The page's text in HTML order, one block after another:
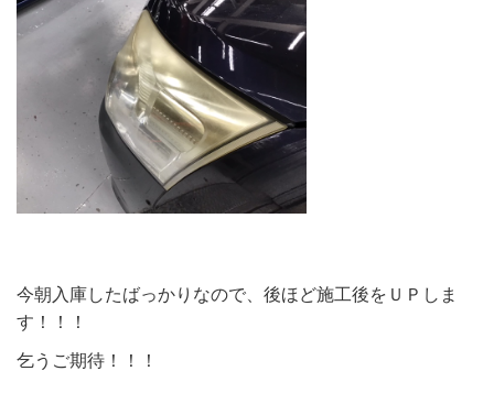
今朝入庫したばっかりなので、後ほど施工後をＵＰしま
す！！！
乞うご期待！！！